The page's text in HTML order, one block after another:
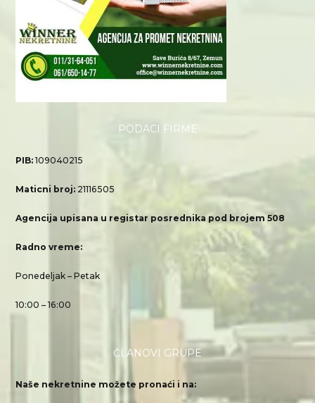
PODACI FIRME
PIB:109040215
Maticni broj: 21116505
Agencija upisana u registar posrednika pod brojem 508
Radno vreme:
Ponedeljak – Petak
10:00 – 16:00
ČLANOVI GRUPE
Naše nekretnine možete pronaći i na: